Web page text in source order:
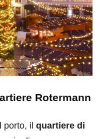
Rotermann
porto, il quartiere di